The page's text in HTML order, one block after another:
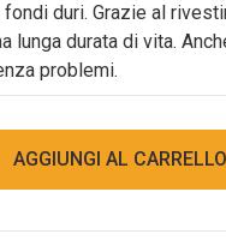
duri. Grazie al
lunga durata di vita.
problemi.
AGGIUNGI AL CARRELLO